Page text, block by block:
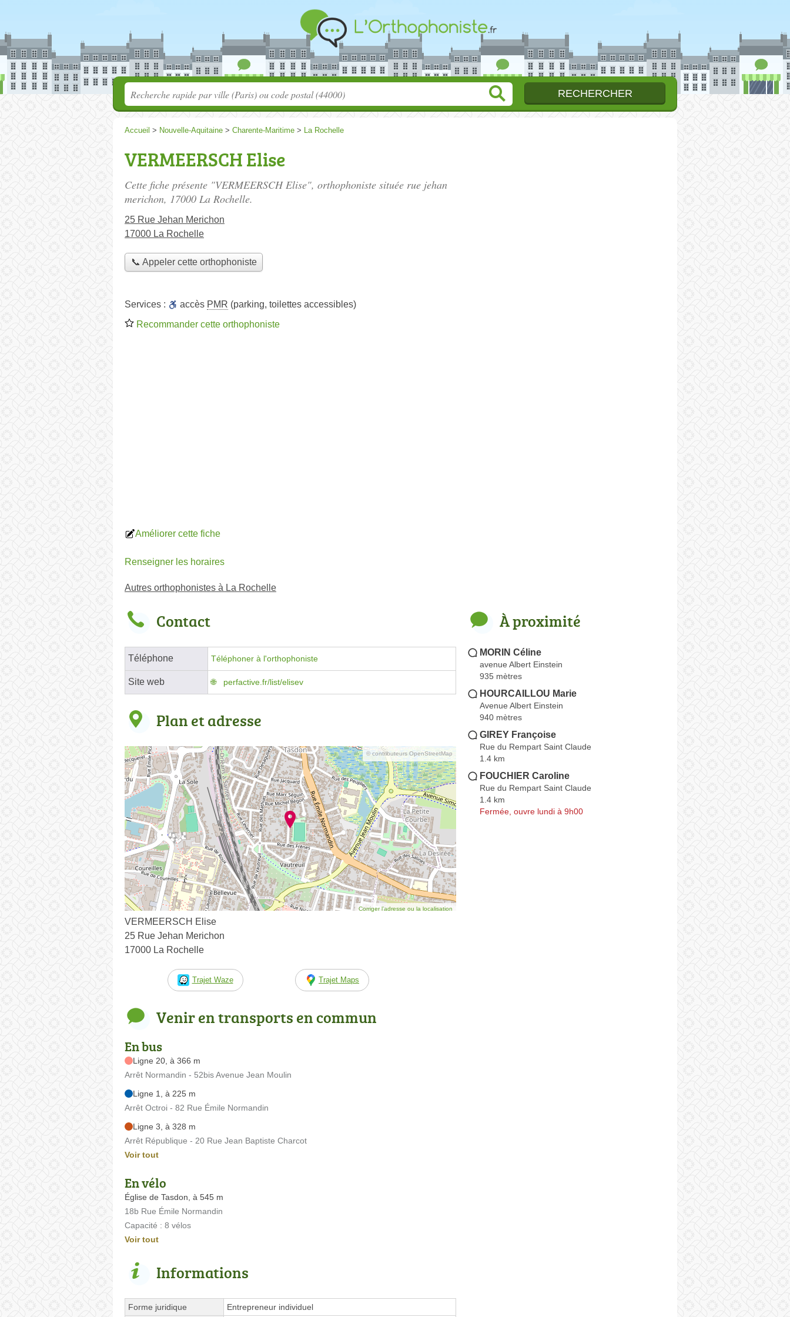
Accueil > Nouvelle-Aquitaine > Charente-Maritime > La Rochelle
VERMEERSCH Elise
Cette fiche présente "VERMEERSCH Elise", orthophoniste située rue jehan
merichon, 17000 La Rochelle.
25 Rue Jehan Merichon
17000 La Rochelle
📞 Appeler cette orthophoniste
Services : accès PMR (parking, toilettes accessibles)
Recommander cette orthophoniste
Améliorer cette fiche
Renseigner les horaires
Autres orthophonistes à La Rochelle
Contact
Téléphone Téléphoner à l'orthophoniste
Site web perfactive.fr/list/elisev
Plan et adresse
© contributeurs OpenStreetMap
Corriger l’adresse ou la localisation
VERMEERSCH Elise
25 Rue Jehan Merichon
17000 La Rochelle
Trajet Waze Trajet Maps
Venir en transports en commun
En bus
Ligne 20, à 366 m
Arrêt Normandin - 52bis Avenue Jean Moulin
Ligne 1, à 225 m
Arrêt Octroi - 82 Rue Émile Normandin
Ligne 3, à 328 m
Arrêt République - 20 Rue Jean Baptiste Charcot
Voir tout
En vélo
Église de Tasdon, à 545 m
18b Rue Émile Normandin
Capacité : 8 vélos
Voir tout
Informations
Forme juridique Entrepreneur individuel
À proximité
MORIN Céline
avenue Albert Einstein
935 mètres
HOURCAILLOU Marie
Avenue Albert Einstein
940 mètres
GIREY Françoise
Rue du Rempart Saint Claude
1.4 km
FOUCHIER Caroline
Rue du Rempart Saint Claude
1.4 km
Fermée, ouvre lundi à 9h00